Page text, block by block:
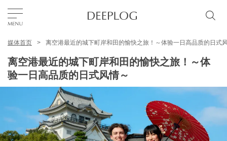
TOP
区域
媒体首页 离空港最近的城下町岸和田的愉快之旅！～体验一日高品质的日式
离空港最近的城下町岸和田的愉快之旅！～体
验一日高品质的日式风情～